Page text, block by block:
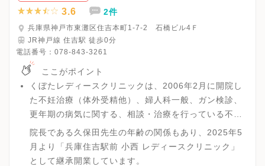
3.6 2件
兵庫県神戸市東灘区住吉本町1-7-2 石橋ビル4Ｆ
JR神戸線 住吉駅 徒歩0分
電話番号： 078-843-3261
ここがポイント
くぼたレディースクリニックは、2006年2月に開院し
た不妊治療（体外受精他）、婦人科一般、ガン検診、
更年期の病気に関する、相談・治療を行っている不妊
治療専門のクリニックです。
院長である久保田先生の年齢の関係もあり、2025年5
月より「兵庫住吉駅前 小西 レディースクリニック」
として継承開業しています。